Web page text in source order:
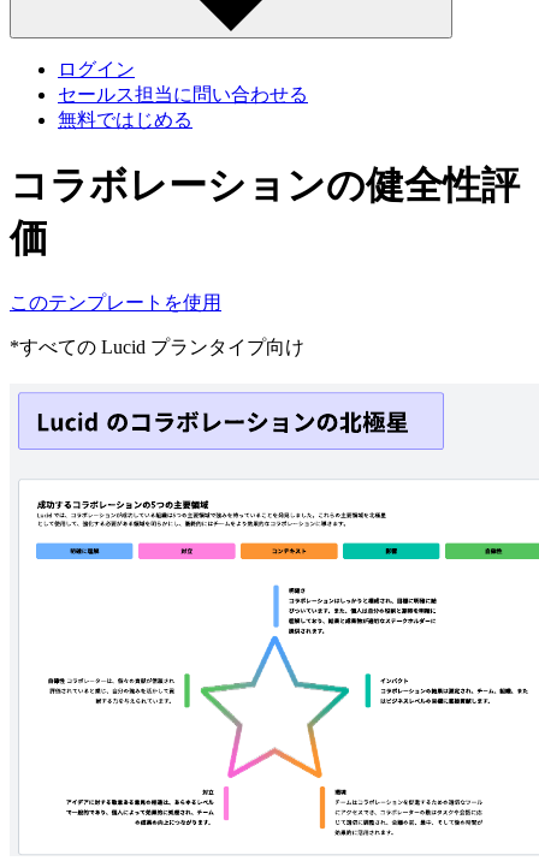
ログイン
セールス担当に問い合わせる
無料ではじめる
コラボレーションの健全性評
価
このテンプレートを使用
*すべての Lucid プランタイプ向け